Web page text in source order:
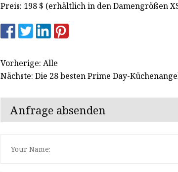
Preis: 198 $ (erhältlich in den Damengrößen
Vorherige: Alle
Nächste: Die 28 besten Prime Day-
Anfrage absenden